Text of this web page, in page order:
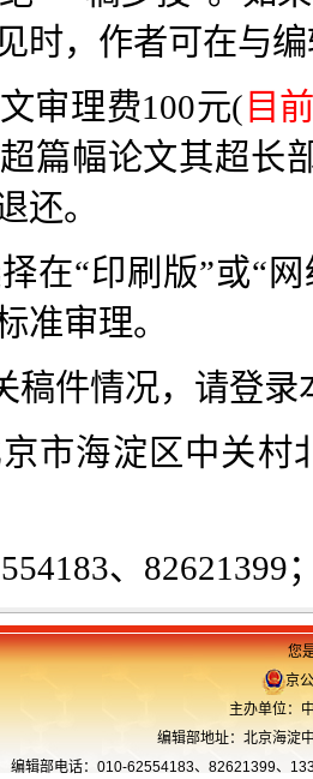
时，作者可在与
审理费100元( 目
篇幅论文其超长
还。
在“印刷版”或“
准审理。
稿件情况，请登
市海淀区中关村
、82621399
您
京
主办单位：
编辑部地址：北京海淀
编辑部电话：010-62554183、82621399、